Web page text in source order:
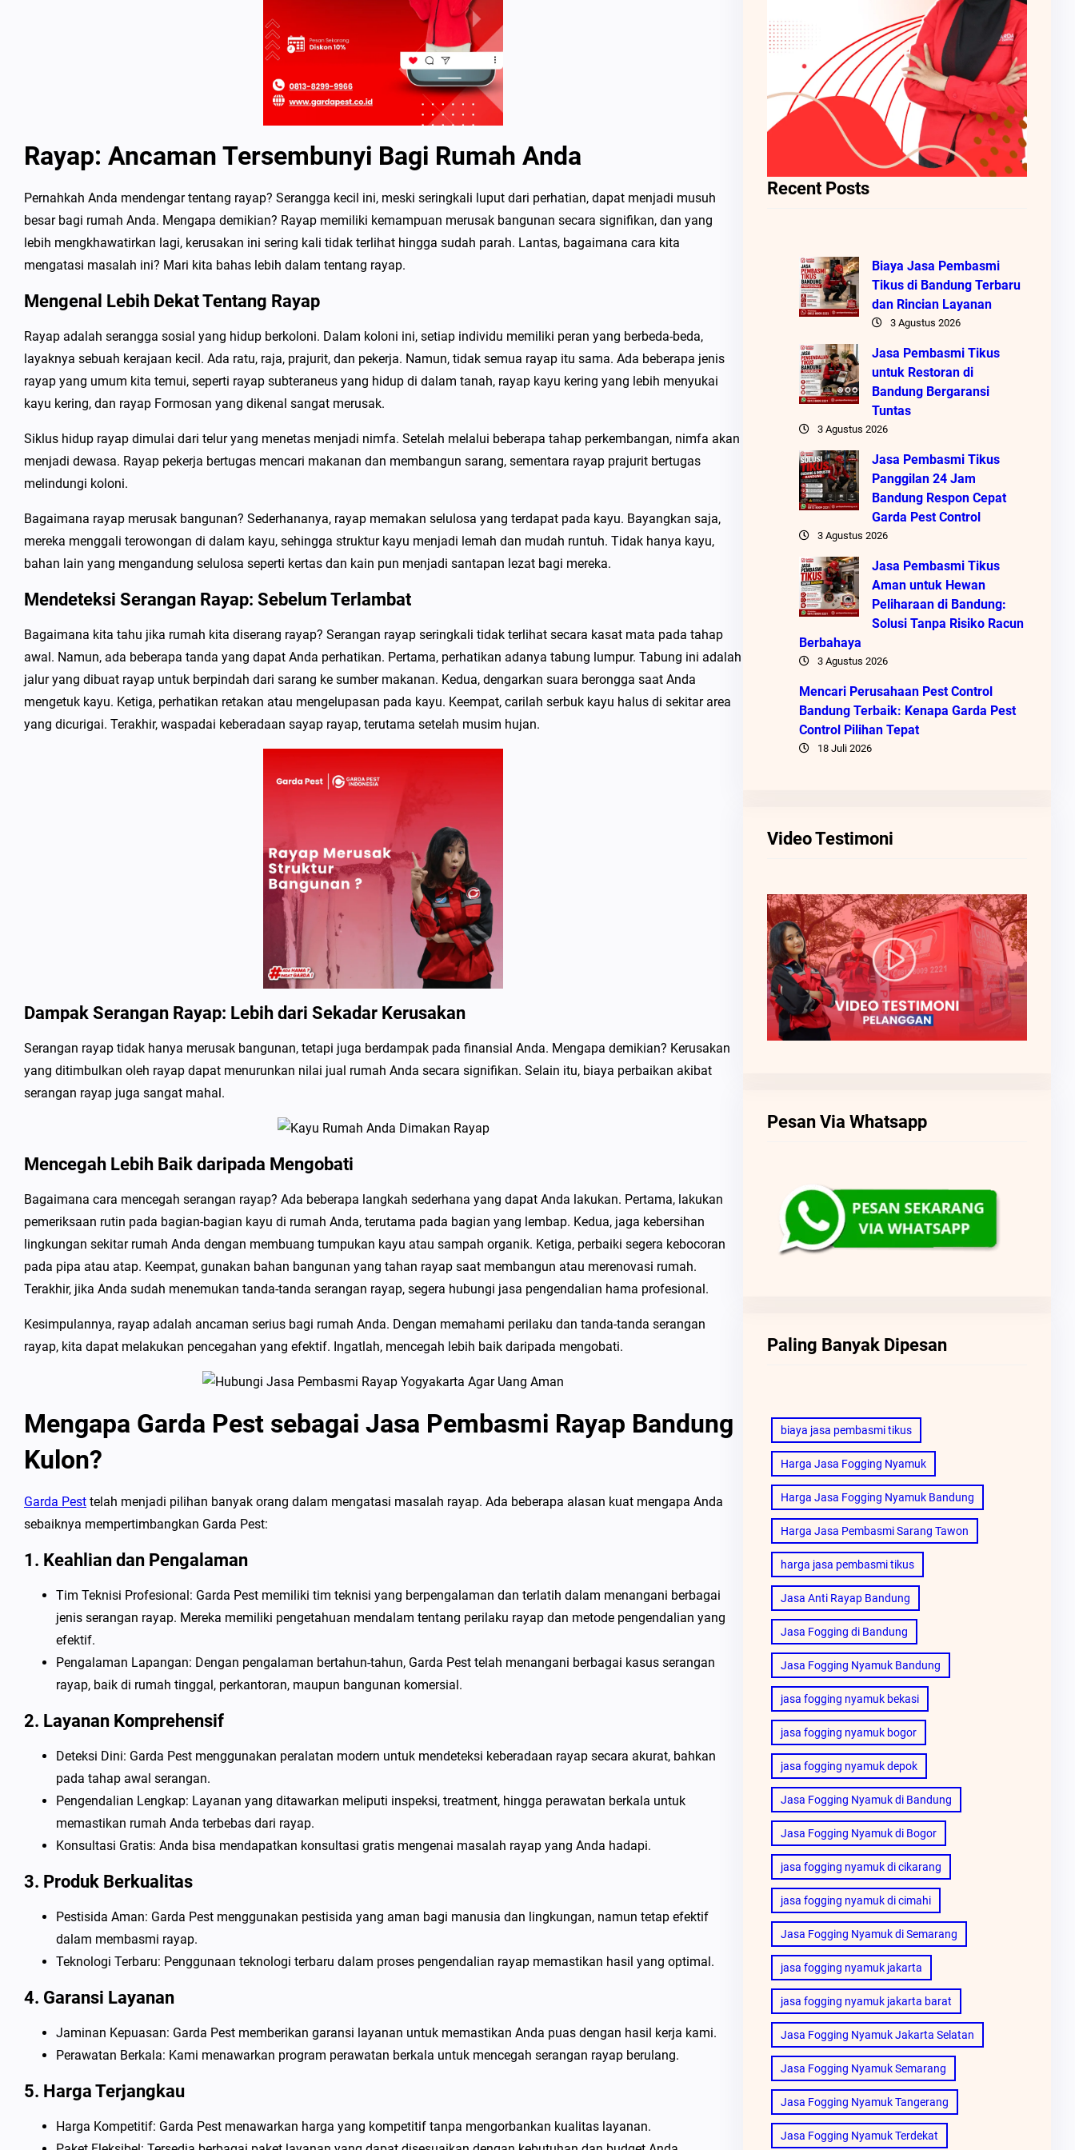
Rayap: Ancaman Tersembunyi Bagi Rumah Anda
Pernahkah Anda mendengar tentang rayap? Serangga kecil ini, meski seringkali luput dari perhatian, dapat menjadi musuh
besar bagi rumah Anda. Mengapa demikian? Rayap memiliki kemampuan merusak bangunan secara signifikan, dan yang
lebih mengkhawatirkan lagi, kerusakan ini sering kali tidak terlihat hingga sudah parah. Lantas, bagaimana cara kita
mengatasi masalah ini? Mari kita bahas lebih dalam tentang rayap.
Mengenal Lebih Dekat Tentang Rayap
Rayap adalah serangga sosial yang hidup berkoloni. Dalam koloni ini, setiap individu memiliki peran yang berbeda-beda,
layaknya sebuah kerajaan kecil. Ada ratu, raja, prajurit, dan pekerja. Namun, tidak semua rayap itu sama. Ada beberapa jenis
rayap yang umum kita temui, seperti rayap subteraneus yang hidup di dalam tanah, rayap kayu kering yang lebih menyukai
kayu kering, dan rayap Formosan yang dikenal sangat merusak.
Siklus hidup rayap dimulai dari telur yang menetas menjadi nimfa. Setelah melalui beberapa tahap perkembangan, nimfa akan
menjadi dewasa. Rayap pekerja bertugas mencari makanan dan membangun sarang, sementara rayap prajurit bertugas
melindungi koloni.
Bagaimana rayap merusak bangunan? Sederhananya, rayap memakan selulosa yang terdapat pada kayu. Bayangkan saja,
mereka menggali terowongan di dalam kayu, sehingga struktur kayu menjadi lemah dan mudah runtuh. Tidak hanya kayu,
bahan lain yang mengandung selulosa seperti kertas dan kain pun menjadi santapan lezat bagi mereka.
Mendeteksi Serangan Rayap: Sebelum Terlambat
Bagaimana kita tahu jika rumah kita diserang rayap? Serangan rayap seringkali tidak terlihat secara kasat mata pada tahap
awal. Namun, ada beberapa tanda yang dapat Anda perhatikan. Pertama, perhatikan adanya tabung lumpur. Tabung ini adalah
jalur yang dibuat rayap untuk berpindah dari sarang ke sumber makanan. Kedua, dengarkan suara berongga saat Anda
mengetuk kayu. Ketiga, perhatikan retakan atau mengelupasan pada kayu. Keempat, carilah serbuk kayu halus di sekitar area
yang dicurigai. Terakhir, waspadai keberadaan sayap rayap, terutama setelah musim hujan.
Dampak Serangan Rayap: Lebih dari Sekadar Kerusakan
Serangan rayap tidak hanya merusak bangunan, tetapi juga berdampak pada finansial Anda. Mengapa demikian? Kerusakan
yang ditimbulkan oleh rayap dapat menurunkan nilai jual rumah Anda secara signifikan. Selain itu, biaya perbaikan akibat
serangan rayap juga sangat mahal.
Mencegah Lebih Baik daripada Mengobati
Bagaimana cara mencegah serangan rayap? Ada beberapa langkah sederhana yang dapat Anda lakukan. Pertama, lakukan
pemeriksaan rutin pada bagian-bagian kayu di rumah Anda, terutama pada bagian yang lembap. Kedua, jaga kebersihan
lingkungan sekitar rumah Anda dengan membuang tumpukan kayu atau sampah organik. Ketiga, perbaiki segera kebocoran
pada pipa atau atap. Keempat, gunakan bahan bangunan yang tahan rayap saat membangun atau merenovasi rumah.
Terakhir, jika Anda sudah menemukan tanda-tanda serangan rayap, segera hubungi jasa pengendalian hama profesional.
Kesimpulannya, rayap adalah ancaman serius bagi rumah Anda. Dengan memahami perilaku dan tanda-tanda serangan
rayap, kita dapat melakukan pencegahan yang efektif. Ingatlah, mencegah lebih baik daripada mengobati.
Mengapa Garda Pest sebagai Jasa Pembasmi Rayap Bandung
Kulon?
Garda Pest telah menjadi pilihan banyak orang dalam mengatasi masalah rayap. Ada beberapa alasan kuat mengapa Anda
sebaiknya mempertimbangkan Garda Pest:
1. Keahlian dan Pengalaman
Tim Teknisi Profesional: Garda Pest memiliki tim teknisi yang berpengalaman dan terlatih dalam menangani berbagai
jenis serangan rayap. Mereka memiliki pengetahuan mendalam tentang perilaku rayap dan metode pengendalian yang
efektif.
Pengalaman Lapangan: Dengan pengalaman bertahun-tahun, Garda Pest telah menangani berbagai kasus serangan
rayap, baik di rumah tinggal, perkantoran, maupun bangunan komersial.
2. Layanan Komprehensif
Deteksi Dini: Garda Pest menggunakan peralatan modern untuk mendeteksi keberadaan rayap secara akurat, bahkan
pada tahap awal serangan.
Pengendalian Lengkap: Layanan yang ditawarkan meliputi inspeksi, treatment, hingga perawatan berkala untuk
memastikan rumah Anda terbebas dari rayap.
Konsultasi Gratis: Anda bisa mendapatkan konsultasi gratis mengenai masalah rayap yang Anda hadapi.
3. Produk Berkualitas
Pestisida Aman: Garda Pest menggunakan pestisida yang aman bagi manusia dan lingkungan, namun tetap efektif
dalam membasmi rayap.
Teknologi Terbaru: Penggunaan teknologi terbaru dalam proses pengendalian rayap memastikan hasil yang optimal.
4. Garansi Layanan
Jaminan Kepuasan: Garda Pest memberikan garansi layanan untuk memastikan Anda puas dengan hasil kerja kami.
Perawatan Berkala: Kami menawarkan program perawatan berkala untuk mencegah serangan rayap berulang.
5. Harga Terjangkau
Harga Kompetitif: Garda Pest menawarkan harga yang kompetitif tanpa mengorbankan kualitas layanan.
Recent Posts
Biaya Jasa Pembasmi
Tikus di Bandung Terbaru
dan Rincian Layanan
3 Agustus 2026
Jasa Pembasmi Tikus
untuk Restoran di
Bandung Bergaransi
Tuntas
3 Agustus 2026
Jasa Pembasmi Tikus
Panggilan 24 Jam
Bandung Respon Cepat
Garda Pest Control
3 Agustus 2026
Jasa Pembasmi Tikus
Aman untuk Hewan
Peliharaan di Bandung:
Solusi Tanpa Risiko Racun
Berbahaya
3 Agustus 2026
Mencari Perusahaan Pest Control
Bandung Terbaik: Kenapa Garda Pest
Control Pilihan Tepat
18 Juli 2026
Video Testimoni
Pesan Via Whatsapp
Paling Banyak Dipesan
biaya jasa pembasmi tikus
Harga Jasa Fogging Nyamuk
Harga Jasa Fogging Nyamuk Bandung
Harga Jasa Pembasmi Sarang Tawon
harga jasa pembasmi tikus
Jasa Anti Rayap Bandung
Jasa Fogging di Bandung
Jasa Fogging Nyamuk Bandung
jasa fogging nyamuk bekasi
jasa fogging nyamuk bogor
jasa fogging nyamuk depok
Jasa Fogging Nyamuk di Bandung
Jasa Fogging Nyamuk di Bogor
jasa fogging nyamuk di cikarang
jasa fogging nyamuk di cimahi
Jasa Fogging Nyamuk di Semarang
jasa fogging nyamuk jakarta
jasa fogging nyamuk jakarta barat
Jasa Fogging Nyamuk Jakarta Selatan
Jasa Fogging Nyamuk Semarang
Jasa Fogging Nyamuk Tangerang
Jasa Fogging Nyamuk Terdekat